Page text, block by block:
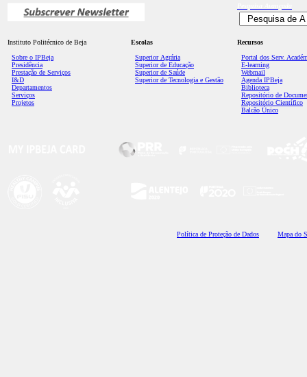
Instituto Politécnico de Beja
Sobre o IPBeja
Presidência
Prestação de Serviços
I&D
Departamentos
Serviços
Projetos
Escolas
Superior Agrária
Superior de Educação
Superior de Saúde
Superior de Tecnologia e Gestão
Recursos
Portal dos Serv.
E-learning
Webmail
Agenda IPBeja
Biblioteca
Repositório de
Repositório Científico
Balcão Único
Política de Proteção de Dados Mapa do